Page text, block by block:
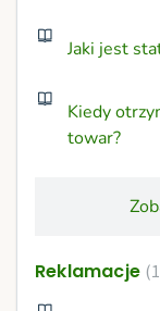
Jaki jest
Kiedy
towar?
Reklamacje 1